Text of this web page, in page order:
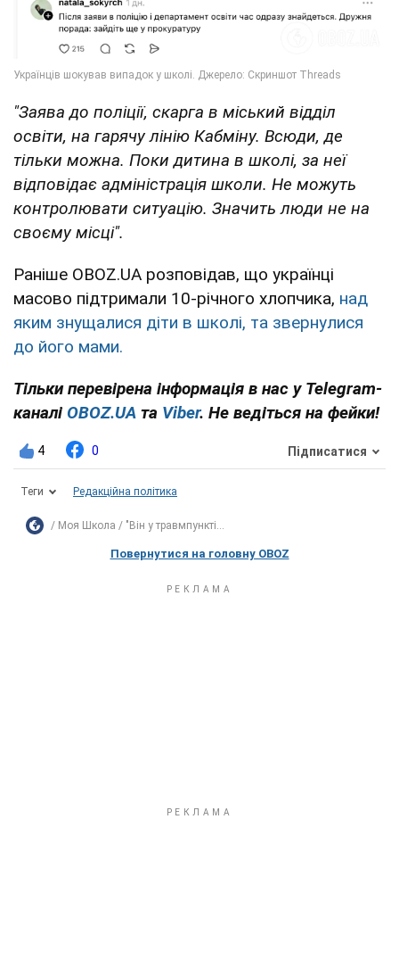
"Заява до поліції, скарга в міський відділ
освіти, на гарячу лінію Кабміну. Всюди, де
тільки можна. Поки дитина в школі, за неї
відповідає адміністрація школи. Не можуть
контролювати ситуацію. Значить люди не на
своєму місці".
Раніше OBOZ.UA розповідав, що українці
масово підтримали 10-річного хлопчика, над
яким знущалися діти в школі, та звернулися
до його мами.
Тільки перевірена інформація в нас у Telegram-
каналі OBOZ.UA та Viber. Не ведіться на фейки!
4 0 Підписатися
Теги Редакційна політика
Моя Школа "Він у травмпункті...
Повернутися на головну OBOZ